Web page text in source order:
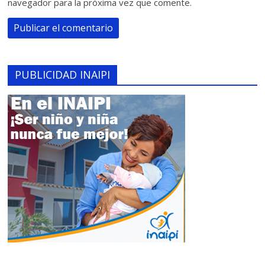
PUBLICIDAD INAIPI